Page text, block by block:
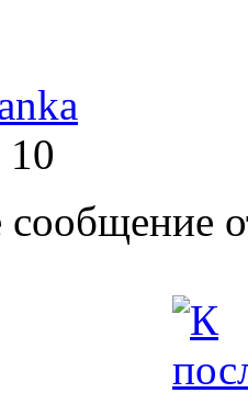
10
сообщение